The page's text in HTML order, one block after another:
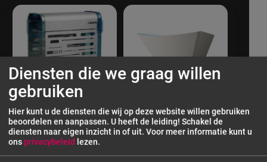
Diensten die we graag willen
gebruiken
Hier kunt u de diensten die wij op deze website willen gebruiken
beoordelen en aanpassen. U heeft de leiding! Schakel de
diensten naar eigen inzicht in of uit. Voor meer informatie kunt u
onsprivacybeleid lezen.